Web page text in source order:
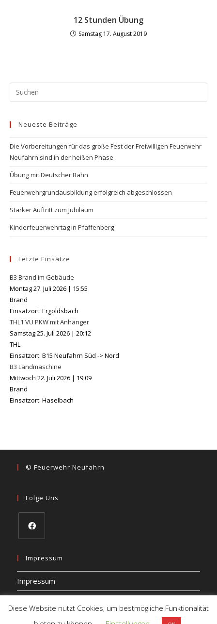
12 Stunden Übung
Samstag 17. August 2019
Neueste Beiträge
Die Vorbereitungen für das große Fest der Freiwilligen Feuerwehr
Neufahrn sind in der heißen Phase
Übung mit Deutscher Bahn
Feuerwehrgrundausbildung erfolgreich abgeschlossen
Starker Auftritt zum Jubiläum
Kinderfeuerwehrtag in Pfaffenberg
Letzte Einsätze
B3 Brand im Gebäude
Montag 27. Juli 2026 | 15:55
Brand
Einsatzort: Ergoldsbach
THL1 VU PKW mit Anhänger
Samstag 25. Juli 2026 | 20:12
THL
Einsatzort: B15 Neufahrn Süd -> Nord
B3 Landmaschine
Mittwoch 22. Juli 2026 | 19:09
Brand
Einsatzort: Haselbach
© Feuerwehr Neufahrn
Folge Uns
Impressum
Impressum
Diese Website nutzt Cookies, um bestmögliche Funktionalität